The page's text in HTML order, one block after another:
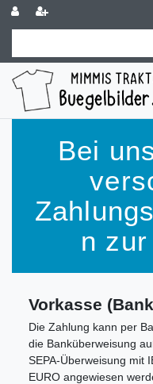
Bei
n
Vorkasse
Die Zahlung kann per
die Banküberweisung
SEPA-Überweisung mit
EURO angewiesen